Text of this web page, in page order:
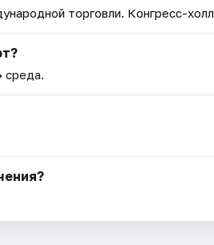
торговли. Конгресс-холл
среда.